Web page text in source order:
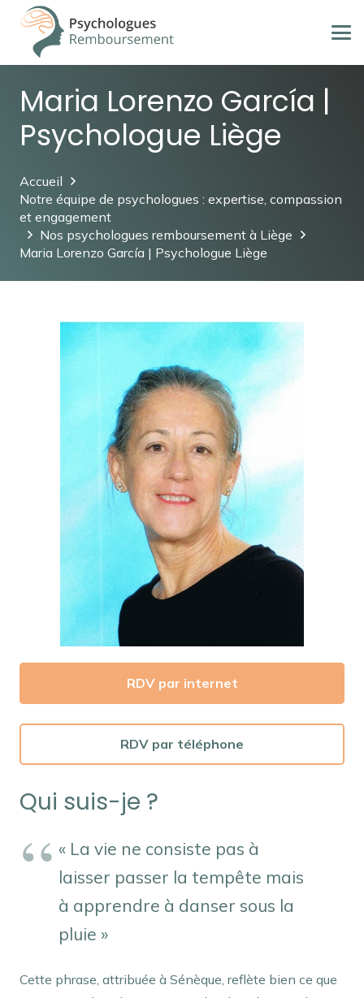
Maria Lorenzo García |
Psychologue Liège
Accueil
Notre équipe de psychologues : expertise, compassion
et engagement
Nos psychologues remboursement à Liège
Maria Lorenzo García | Psychologue Liège
RDV par internet
RDV par téléphone
Qui suis-je ?
« La vie ne consiste pas à
laisser passer la tempête mais
à apprendre à danser sous la
pluie »
Cette phrase, attribuée à Sénèque, reflète bien ce que